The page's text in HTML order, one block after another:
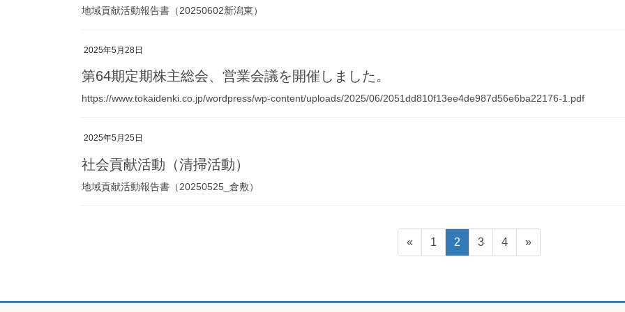
地域貢献活動報告書（20250602新潟東）
2025年5月28日
第64期定期株主総会、営業会議を開催しました。
https://www.tokaidenki.co.jp/wordpress/wp-content/uploads/2025/06/2051dd810f13ee4de987d56e6ba22176-1.pdf
2025年5月25日
社会貢献活動（清掃活動）
地域貢献活動報告書（20250525_倉敷）
«
ペ
ー
1
ペ
ー
2
ペ
ー
3
ペ
ー
4 »